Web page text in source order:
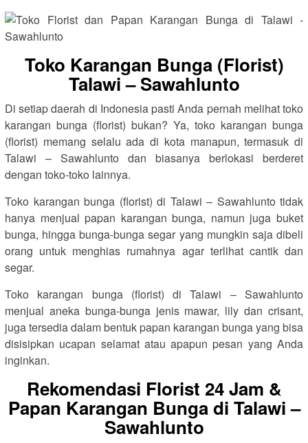
Toko Karangan Bunga (Florist)
Talawi – Sawahlunto
Di setiap daerah di Indonesia pasti Anda pernah melihat toko
karangan bunga (florist) bukan? Ya, toko karangan bunga
(florist) memang selalu ada di kota manapun, termasuk di
Talawi – Sawahlunto dan biasanya berlokasi berderet
dengan toko-toko lainnya.
Toko karangan bunga (florist) di Talawi – Sawahlunto tidak
hanya menjual papan karangan bunga, namun juga buket
bunga, hingga bunga-bunga segar yang mungkin saja dibeli
orang untuk menghias rumahnya agar terlihat cantik dan
segar.
Toko karangan bunga (florist) di Talawi – Sawahlunto
menjual aneka bunga-bunga jenis mawar, lily dan crisant,
juga tersedia dalam bentuk papan karangan bunga yang bisa
disisipkan ucapan selamat atau apapun pesan yang Anda
inginkan.
Rekomendasi Florist 24 Jam &
Papan Karangan Bunga di Talawi –
Sawahlunto